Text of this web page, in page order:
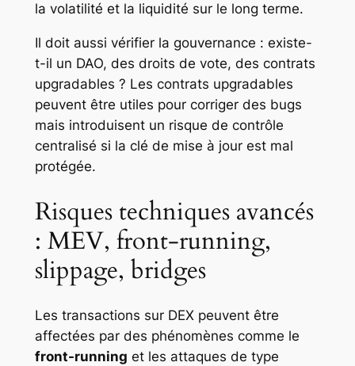
la volatilité et la liquidité sur le long terme.
Il doit aussi vérifier la gouvernance : existe-
t-il un DAO, des droits de vote, des contrats
upgradables ? Les contrats upgradables
peuvent être utiles pour corriger des bugs
mais introduisent un risque de contrôle
centralisé si la clé de mise à jour est mal
protégée.
Risques techniques avancés
: MEV, front-running,
slippage, bridges
Les transactions sur DEX peuvent être
affectées par des phénomènes comme le
front-running et les attaques de type